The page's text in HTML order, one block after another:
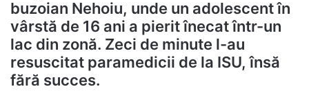
buzoian Nehoiu, unde un adolescent în
vârstă de 16 ani a pierit înecat într-un
lac din zonă. Zeci de minute l-au
resuscitat paramedicii de la ISU, însă
fără succes.